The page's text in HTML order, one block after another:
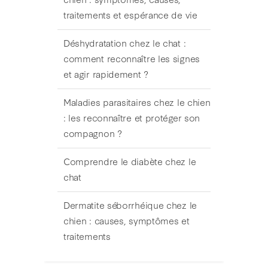
traitements et espérance de vie
Déshydratation chez le chat :
comment reconnaître les signes
et agir rapidement ?
Maladies parasitaires chez le chien
: les reconnaître et protéger son
compagnon ?
Comprendre le diabète chez le
chat
Dermatite séborrhéique chez le
chien : causes, symptômes et
traitements